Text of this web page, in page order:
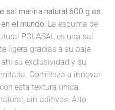
sal marina natural 600 g es
el mundo. La espuma de
POLASAL es una sal
ligera gracias a su baja
su exclusividad y su
Comienza a innovar
esta textura única.
sin aditivos. Alto